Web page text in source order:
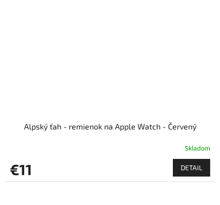
Alpský ťah - remienok na Apple Watch - Červený
Skladom
€11 DETAIL